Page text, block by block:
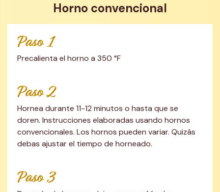
Horno convencional
Paso 1
Precalienta el horno a 350 °F
Paso 2
Hornea durante 11-12 minutos o hasta que se
doren. Instrucciones elaboradas usando hornos
convencionales. Los hornos pueden variar. Quizás
debas ajustar el tiempo de horneado.
Paso 3